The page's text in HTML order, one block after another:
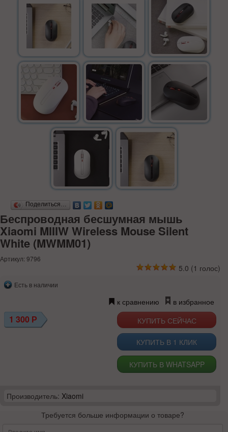
Поделиться…
Беспроводная бесшумная мышь
Xiaomi MIIIW Wireless Mouse Silent
White (MWMM01)
Артикул: 9796
5.0 (1 голос)
Есть в наличии
к сравнению в избранное
1 300 Р
КУПИТЬ В 1 КЛИК
КУПИТЬ В WHATSAPP
Производитель: Xiaomi
Требуется больше информации о товаре?